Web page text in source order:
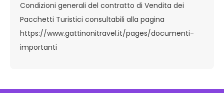
Condizioni generali del contratto di Vendita dei
Pacchetti Turistici consultabili alla pagina
https://www.gattinonitravel.it/pages/documenti-
importanti